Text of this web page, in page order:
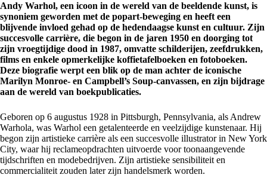
Andy Warhol, een icoon in de wereld van de beeldende kunst, is
synoniem geworden met de popart-beweging en heeft een
blijvende invloed gehad op de hedendaagse kunst en cultuur. Zijn
succesvolle carrière, die begon in de jaren 1950 en doorging tot
zijn vroegtijdige dood in 1987, omvatte schilderijen, zeefdrukken,
films en enkele opmerkelijke koffietafelboeken en fotoboeken.
Deze biografie werpt een blik op de man achter de iconische
Marilyn Monroe- en Campbell’s Soup-canvassen, en zijn bijdrage
aan de wereld van boekpublicaties.
Geboren op 6 augustus 1928 in Pittsburgh, Pennsylvania, als Andrew
Warhola, was Warhol een getalenteerde en veelzijdige kunstenaar. Hij
begon zijn artistieke carrière als een succesvolle illustrator in New York
City, waar hij reclameopdrachten uitvoerde voor toonaangevende
tijdschriften en modebedrijven. Zijn artistieke sensibiliteit en
commercialiteit zouden later zijn handelsmerk worden.